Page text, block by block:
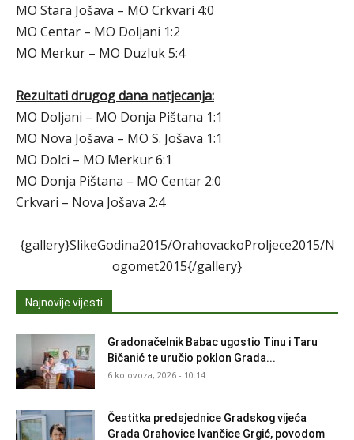
MO Stara Jošava – MO Crkvari 4:0
MO Centar – MO Doljani 1:2
MO Merkur – MO Duzluk 5:4
Rezultati drugog dana natjecanja:
MO Doljani – MO Donja Pištana 1:1
MO Nova Jošava – MO S. Jošava 1:1
MO Dolci – MO Merkur 6:1
MO Donja Pištana – MO Centar 2:0
Crkvari – Nova Jošava 2:4
{gallery}SlikeGodina2015/OrahovackoProljece2015/N
ogomet2015{/gallery}
Najnovije vijesti
Gradonačelnik Babac ugostio Tinu i Taru
Bičanić te uručio poklon Grada...
6 kolovoza, 2026 - 10:14
Čestitka predsjednice Gradskog vijeća
Grada Orahovice Ivančice Grgić, povodom